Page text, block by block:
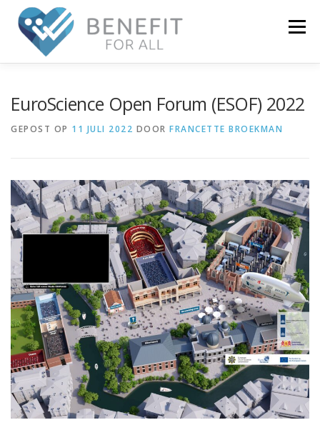
Menu
LOGIN
EuroScience Open Forum (ESOF) 2022
GEPOST OP 11 JULI 2022 DOOR FRANCETTE BROEKMAN